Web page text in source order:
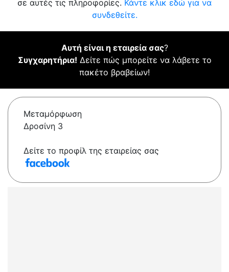
σε αυτές τις πληροφορίες. Κάντε κλικ εδώ για να
συνδεθείτε.
Αυτή είναι η εταιρεία σας?
Συγχαρητήρια! Δείτε πώς μπορείτε να λάβετε το
πακέτο βραβείων!
Μεταμόρφωση
Δροσίνη 3
Δείτε το προφίλ της εταιρείας σας